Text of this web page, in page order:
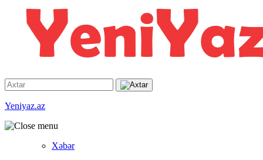
Yeniyaz.az
Xəbər